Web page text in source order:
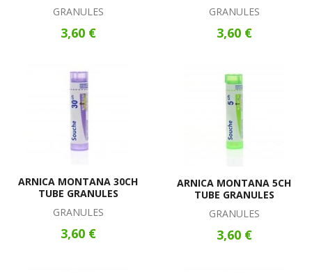
GRANULES
3,60 €
GRANULES
3,60 €
ARNICA MONTANA 30CH
TUBE GRANULES
GRANULES
3,60 €
ARNICA MONTANA 5CH
TUBE GRANULES
GRANULES
3,60 €